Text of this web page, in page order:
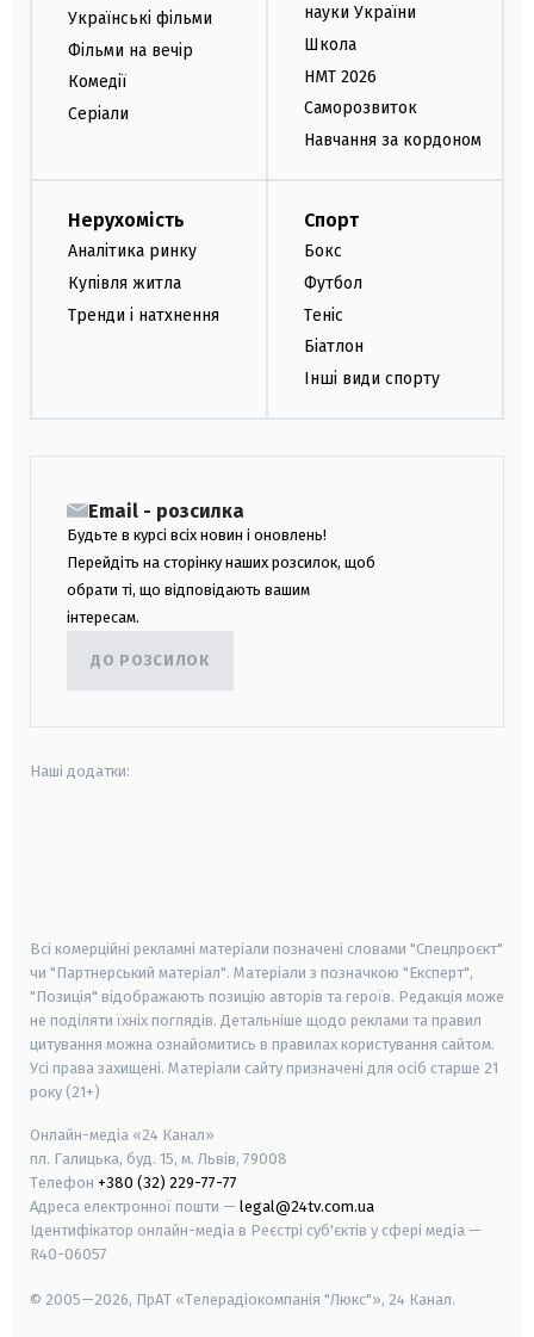
Українські фільми
Фільми на вечір
Комедії
Серіали
науки України
Школа
НМТ 2026
Саморозвиток
Навчання за кордоном
Нерухомість
Аналітика ринку
Купівля житла
Тренди і натхнення
Спорт
Бокс
Футбол
Теніс
Біатлон
Інші види спорту
Email - розсилка
Будьте в курсі всіх новин і оновлень!
Перейдіть на сторінку наших розсилок, щоб
обрати ті, що відповідають вашим
інтересам.
ДО РОЗСИЛОК
Наші додатки:
Всі комерційні рекламні матеріали позначені словами "Спецпроєкт"
чи "Партнерський матеріал". Матеріали з позначкою "Експерт",
"Позиція" відображають позицію авторів та героїв. Редакція може
не поділяти їхніх поглядів. Детальніше щодо реклами та правил
цитування можна ознайомитись в правилах користування сайтом.
Усі права захищені. Матеріали сайту призначені для осіб старше 21
року (21+)
Онлайн-медіа «24 Канал»
пл. Галицька, буд. 15, м. Львів, 79008
Телефон +380 (32) 229-77-77
Адреса електронної пошти — legal@24tv.com.ua
Ідентифікатор онлайн-медіа в Реєстрі суб'єктів у сфері медіа —
R40-06057
© 2005—2026, ПрАТ «Телерадіокомпанія "Люкс"», 24 Канал.